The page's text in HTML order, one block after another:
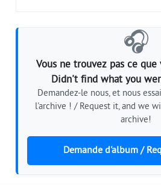
🎧
Vous ne trouvez pas ce que
Didn't find what you
Demandez-le nous, et nous
l'archive ! / Request it, and we
archive!
Demande d'album /